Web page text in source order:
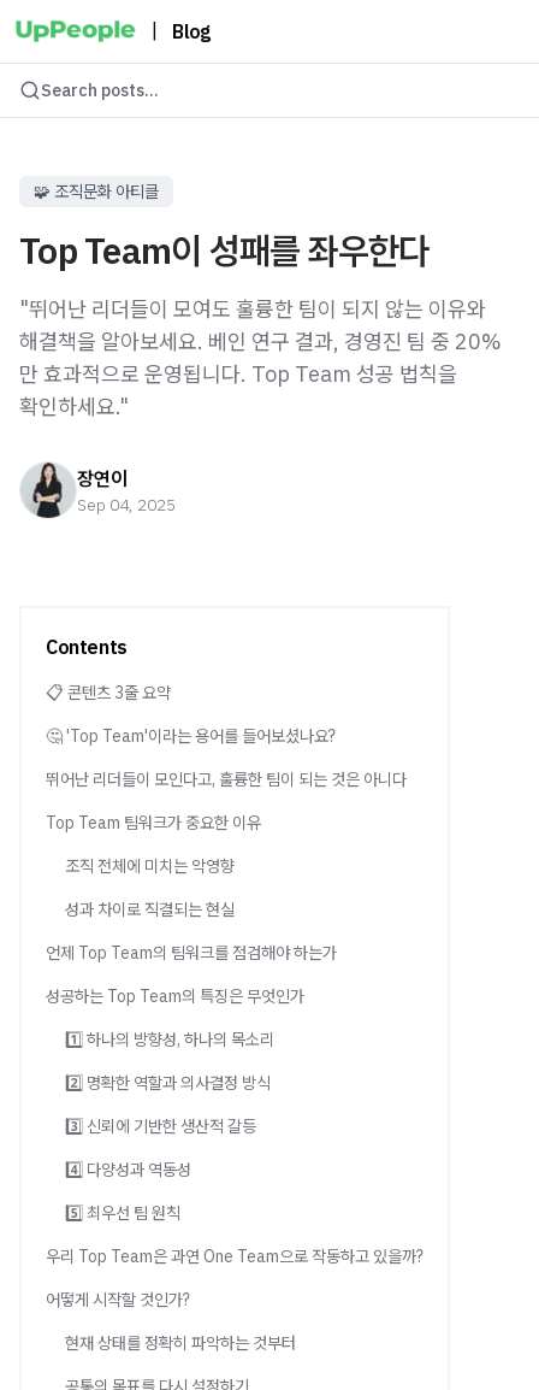
Blog
Search posts...
🧩 조직문화 아티클
Top Team이 성패를 좌우한다
"뛰어난 리더들이 모여도 훌륭한 팀이 되지 않는 이유와
해결책을 알아보세요. 베인 연구 결과, 경영진 팀 중 20%
만 효과적으로 운영됩니다. Top Team 성공 법칙을
확인하세요."
장연이
Sep 04, 2025
Contents
📋 콘텐츠 3줄 요약
🤔 'Top Team'이라는 용어를 들어보셨나요?
뛰어난 리더들이 모인다고, 훌륭한 팀이 되는 것은 아니다
Top Team 팀워크가 중요한 이유
조직 전체에 미치는 악영향
성과 차이로 직결되는 현실
언제 Top Team의 팀워크를 점검해야 하는가
성공하는 Top Team의 특징은 무엇인가
1️⃣ 하나의 방향성, 하나의 목소리
2️⃣ 명확한 역할과 의사결정 방식
3️⃣ 신뢰에 기반한 생산적 갈등
4️⃣ 다양성과 역동성
5️⃣ 최우선 팀 원칙
우리 Top Team은 과연 One Team으로 작동하고 있을까?
어떻게 시작할 것인가?
현재 상태를 정확히 파악하는 것부터